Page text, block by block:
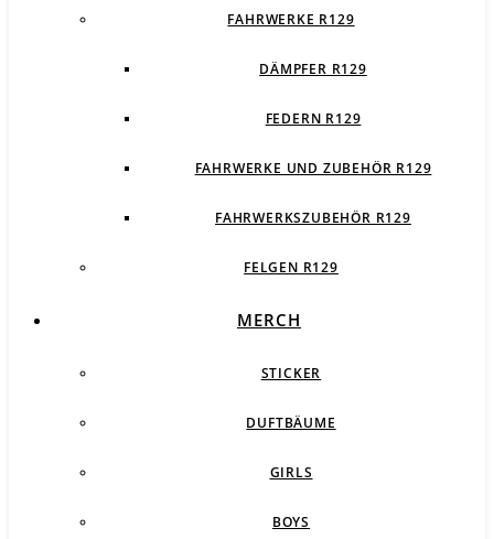
FAHRWERKE R129
DÄMPFER R129
FEDERN R129
FAHRWERKE UND ZUBEHÖR R129
FAHRWERKSZUBEHÖR R129
FELGEN R129
MERCH
STICKER
DUFTBÄUME
GIRLS
BOYS